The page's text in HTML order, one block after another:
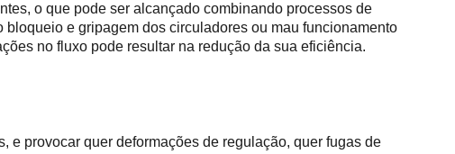
o que pode ser alcançado combinando processos de
e gripagem dos circuladores ou mau funcionamento
no fluxo pode resultar na redução da sua eficiência.
e provocar quer deformações de regulação, quer fugas de